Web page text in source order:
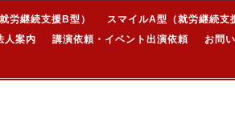
労継続支援B型）
スマイルA型（就労継続支
人案内 講演依頼・イベント出演依頼
お問